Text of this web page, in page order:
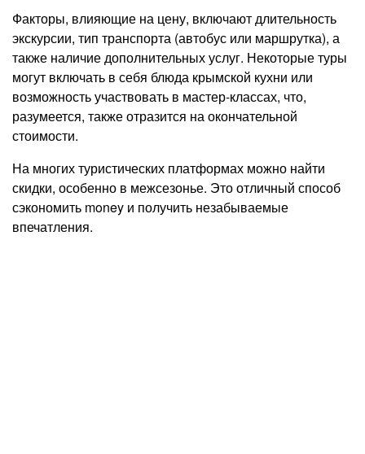
Факторы, влияющие на цену, включают длительность
экскурсии, тип транспорта (автобус или маршрутка), а
также наличие дополнительных услуг. Некоторые туры
могут включать в себя блюда крымской кухни или
возможность участвовать в мастер-классах, что,
разумеется, также отразится на окончательной
стоимости.
На многих туристических платформах можно найти
скидки, особенно в межсезонье. Это отличный способ
сэкономить money и получить незабываемые
впечатления.